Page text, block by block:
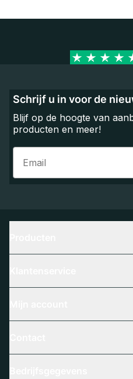
Schrijf u in voor de
Blijf op de hoogte van
producten en meer!
Email